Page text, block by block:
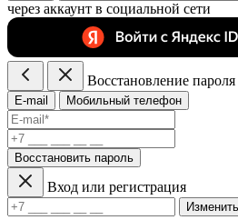
через аккаунт в социальной сети
Восстановление пароля
E-mail Мобильный телефон
Восстановить пароль
Вход или регистрация